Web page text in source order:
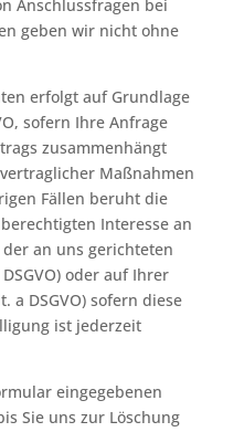
Anschlussfragen bei
geben wir nicht ohne
erfolgt auf Grundlage
sofern Ihre Anfrage
zusammenhängt
Maßnahmen
Fällen beruht die
Interesse an
an uns gerichteten
oder auf Ihrer
a DSGVO) sofern diese
ist jederzeit
eingegebenen
Sie uns zur Löschung